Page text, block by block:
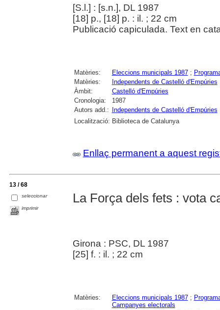
[S.l.] : [s.n.], DL 1987
[18] p., [18] p. : il. ; 22 cm
Publicació capiculada. Text en
Matèries: Eleccions municipals 1987;
Matèries:
Independents de Castelló d'Empúries
Àmbit:
Castelló d'Empúries
Cronologia:
1987
Autors add.:
Independents de Castelló d'Empúries
Localització: Biblioteca de Catalunya
Enllaç permanent a aquest
13 / 68
seleccionar
imprimir
La Força dels fets : vota
Girona : PSC, DL 1987
[25] f. : il. ; 22 cm
Matèries: Eleccions municipals 1987;
Campanyes electorals